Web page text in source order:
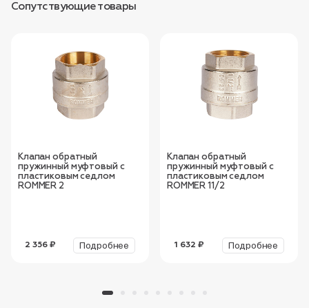
Сопутствующие товары
Клапан обратный
пружинный муфтовый с
пластиковым седлом
ROMMER 2
2 356 ₽ Подробнее
Клапан обратный
пружинный муфтовый с
пластиковым седлом
ROMMER 11/2
1 632 ₽ Подробнее